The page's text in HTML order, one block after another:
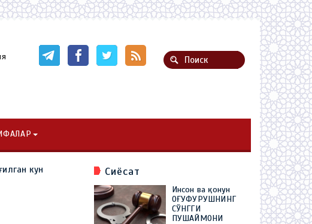
кун
Сиёсат
Инсон ва қонун
ОҒУФУРУШНИНГ
СЎНГГИ
ПУШАЙМОНИ